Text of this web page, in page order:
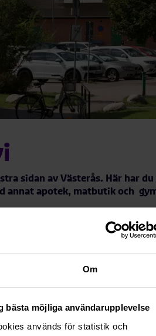
Om
bästa möjliga användarupplevelse
används för statistik och
sidan av Västerås. Här har
annat apotek, matbutik och
natur och bekvämligheter. Här
till både natur och stad.
för alla åldrar, inklusive
hundrastgård och
engagemang.